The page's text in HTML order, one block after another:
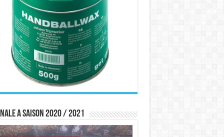
A saison 2020 / 2021